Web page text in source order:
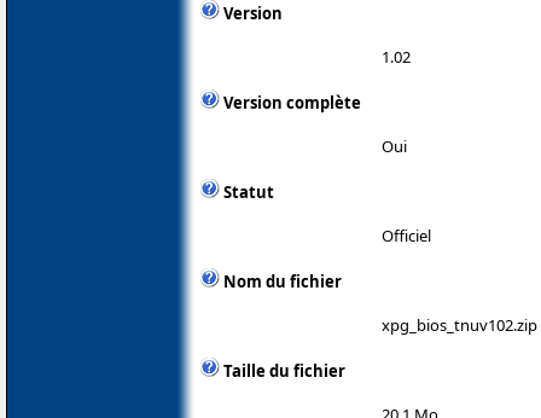
Version
1.02
Version complète
Oui
Statut
Officiel
Nom du fichier
xpg_bios_tnuv102.zip
Taille du fichier